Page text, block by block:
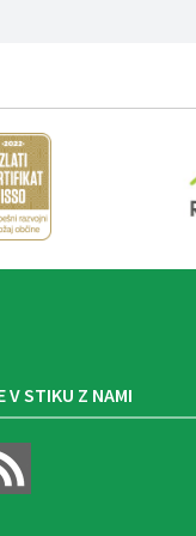
V STIKU Z NAMI